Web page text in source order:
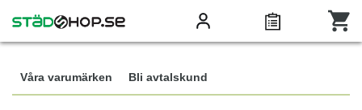
Våra varumärken Bli avtalskund